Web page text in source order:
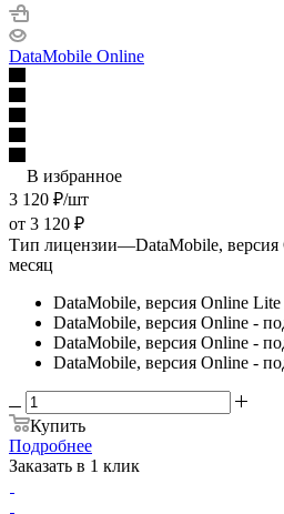
DataMobile Online
В избранное
3 120 ₽/шт
от 3 120 ₽
Тип лицензии—DataMobile,
месяц
DataMobile, версия Online
DataMobile, версия Online -
DataMobile, версия Online -
DataMobile, версия Online -
Купить
Подробнее
Заказать в 1 клик